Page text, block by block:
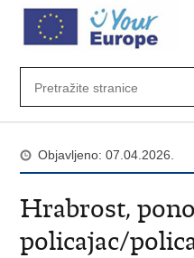
Objavljeno: 07.04.2026.
Hrabrost,
policajac/